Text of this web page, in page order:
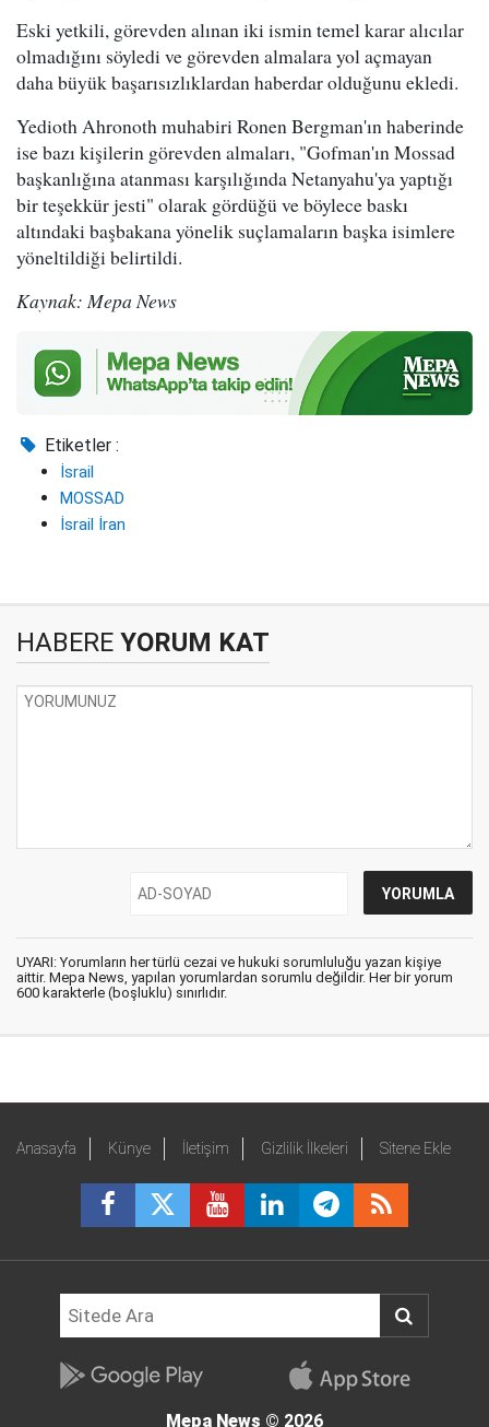
Eski yetkili, görevden alınan iki ismin temel karar alıcılar
olmadığını söyledi ve görevden almalara yol açmayan
daha büyük başarısızlıklardan haberdar olduğunu ekledi.
Yedioth Ahronoth muhabiri Ronen Bergman'ın haberinde
ise bazı kişilerin görevden almaları, "Gofman'ın Mossad
başkanlığına atanması karşılığında Netanyahu'ya yaptığı
bir teşekkür jesti" olarak gördüğü ve böylece baskı
altındaki başbakana yönelik suçlamaların başka isimlere
yöneltildiği belirtildi.
Kaynak: Mepa News
Etiketler :
İsrail
MOSSAD
İsrail İran
HABERE YORUM KAT
UYARI: Yorumların her türlü cezai ve hukuki sorumluluğu yazan kişiye
aittir. Mepa News, yapılan yorumlardan sorumlu değildir. Her bir yorum
600 karakterle (boşluklu) sınırlıdır.
Anasayfa Künye İletişim Gizlilik İlkeleri Sitene Ekle
Mepa News © 2026